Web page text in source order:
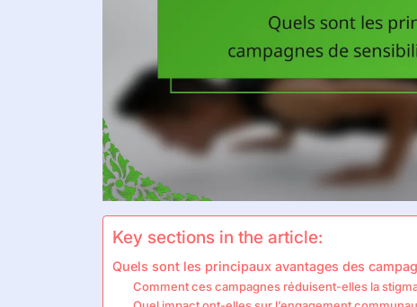
Key sections in the article:
Quels sont les principaux avantages des
Comment ces campagnes réduisent-elles la